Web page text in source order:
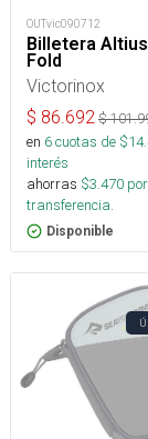
OUTvic090712
Billetera
Fold
Victorinox
$ 86.692 $
en 6cuotas de $
interés
ahorras $3.470 por
transferencia.
Disponible